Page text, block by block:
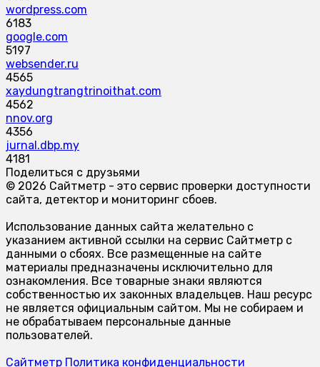
wordpress.com
6183
google.com
5197
websender.ru
4565
xaydungtrangtrinoithat.com
4562
nnov.org
4356
jurnal.dbp.my
4181
Поделиться с друзьями
© 2026 Сайтметр - это сервис проверки доступности
сайта, детектор и мониторинг сбоев.
Использование данных сайта желательно с
указанием активной ссылки на сервис Сайтметр с
данными о сбоях. Все размещенные на сайте
материалы предназначены исключительно для
ознакомления. Все товарные знаки являются
собственностью их законных владельцев. Наш ресурс
не является официальным сайтом. Мы не собираем и
не обрабатываем персональные данные
пользователей.
Сайтметр Политика конфиденциальности